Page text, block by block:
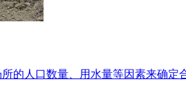
的人口数量、用水量等因素来确定